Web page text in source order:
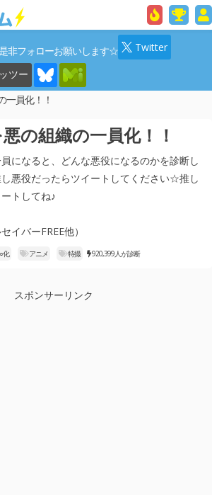
非フォローお願いします☆
Twitter
ツー
一員化！！
の組織の一員化！！
になると、どんな悪役になるのかを診断し
悪役だったらツイートしてください☆推し
トしてね♪
イバーFREE他）
化 アニメ 特撮 920,399人が診断
スポンサーリンク